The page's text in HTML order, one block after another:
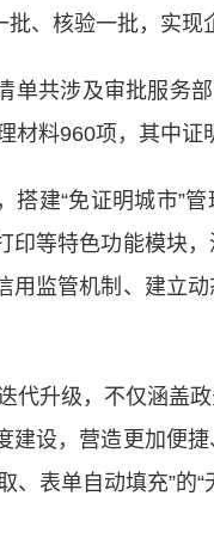
、核验一批，实现
共涉及审批服务部
料960项，其中证
建“免证明城市”管
印等特色功能模块
监管机制、建立
升级，不仅涵盖政
设，营造更加便
表单自动填充”的